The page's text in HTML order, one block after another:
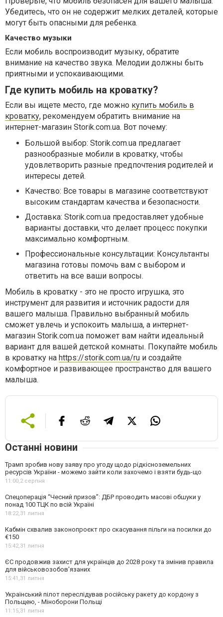
Убедитесь, что он не содержит мелких деталей, которые
могут быть опасными для ребенка.
Качество музыки
Если мобиль воспроизводит музыку, обратите
внимание на качество звука. Мелодии должны быть
приятными и успокаивающими.
Где купить мобиль на кроватку?
Если вы ищете место, где можно купить мобиль в
кроватку, рекомендуем обратить внимание на
интернет-магазин Storik.com.ua. Вот почему:
Большой выбор: Storik.com.ua предлагает
разнообразные мобили в кроватку, чтобы
удовлетворить разные предпочтения родителей и
интересы детей.
Качество: Все товары в магазине соответствуют
высоким стандартам качества и безопасности.
Доставка: Storik.com.ua предоставляет удобные
варианты доставки, что делает процесс покупки
максимально комфортным.
Профессиональные консультации: Консультанты
магазина готовы помочь вам с выбором и
ответить на все ваши вопросы.
Мобиль в кроватку - это не просто игрушка, это
инструмент для развития и источник радости для
вашего малыша. Правильно выбранный мобиль
сможет увлечь и успокоить малыша, а интернет-
магазин Storik.com.ua поможет вам найти идеальный
вариант для вашей детской комнаты. Покупайте мобиль
в кроватку на https://storik.com.ua/ru и создайте
комфортное и развивающее пространство для вашего
малыша.
Останні новини
Трамп зробив нову заяву про угоду щодо рідкісноземельних
ресурсів України - можемо зайти коли захочемо і взяти будь-що
11:00,2 серпня
Спецоперація “Чесний призов”: ДБР проводить масові обшуки у
понад 100 ТЦК по всій Україні
18:22,31 липня
Кабмін схвалив законопроєкт про скасування пільги на посилки до
€150
15:42,31 липня
ЄС продовжив захист для українців до 2028 року та змінив правила
для військовозобов'язаних
15:41,31 липня
Український пілот переслідував російську ракету до кордону з
Польщею, - Міноборони Польщі
11:15,31 липня